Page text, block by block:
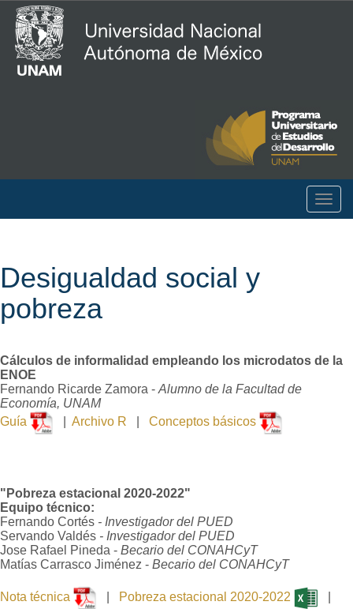
Desigualdad social y
pobreza
Cálculos de informalidad empleando los microdatos de la
ENOE
Fernando Ricarde Zamora - Alumno de la Facultad de
Economía, UNAM
Guía
Archivo R Conceptos básicos
"Pobreza estacional 2020-2022"
Equipo técnico:
Fernando Cortés - Investigador del PUED
Servando Valdés - Investigador del PUED
Jose Rafael Pineda - Becario del CONAHCyT
Matías Carrasco Jiménez - Becario del CONAHCyT
Nota técnica Pobreza estacional 2020-2022